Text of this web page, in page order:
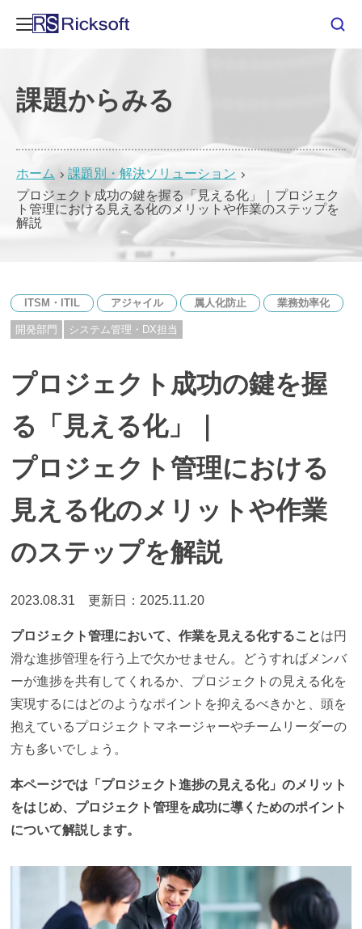
課題からみる
ホーム
課題別・解決ソリューション
プロジェクト成功の鍵を握る「見える化」｜プロジェク
ト管理における見える化のメリットや作業のステップを
解説
ITSM・ITIL アジャイル 属人化防止 業務効率化
開発部門 システム管理・DX担当
プロジェクト成功の鍵を握
る「見える化」｜
プロジェクト管理における
見える化のメリットや作業
のステップを解説
2023.08.31 更新日：2025.11.20
プロジェクト管理において、作業を見える化することは円
滑な進捗管理を行う上で欠かせません。どうすればメンバ
ーが進捗を共有してくれるか、プロジェクトの見える化を
実現するにはどのようなポイントを抑えるべきかと、頭を
抱えているプロジェクトマネージャーやチームリーダーの
方も多いでしょう。
本ページでは「プロジェクト進捗の見える化」のメリット
をはじめ、プロジェクト管理を成功に導くためのポイント
について解説します。